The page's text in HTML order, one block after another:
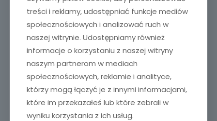
Pokal do piwa z grawerem
45,00
Dodaj do koszyka
treści i reklamy, udostępniać funkcje mediów
społecznościowych i analizować ruch w
naszej witrynie. Udostępniamy również
informacje o korzystaniu z naszej witryny
naszym partnerom w mediach
społecznościowych, reklamie i analityce,
którzy mogą łączyć je z innymi informacjami,
które im przekazałeś lub które zebrali w
wyniku korzystania z ich usług.